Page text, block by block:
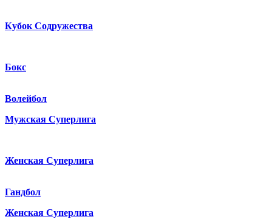
Кубок Содружества
Бокс
Волейбол
Мужская Суперлига
Женская Суперлига
Гандбол
Женская Суперлига